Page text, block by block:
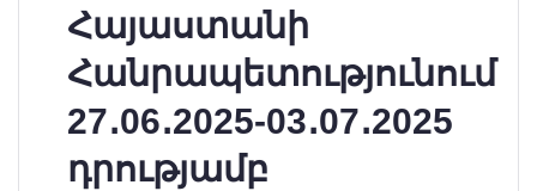
Հայաստանի
Հանրապետությունում
27․06․2025-03․07․2025
դրությամբ